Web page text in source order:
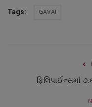
Support US
સ્થાનિક સમાચાર
Tags: GAVAI
ફિલિપાઈન્સમાં